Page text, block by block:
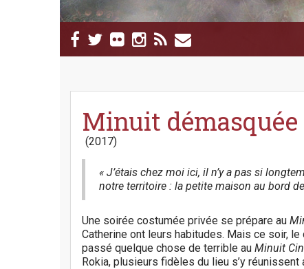
M
i
m
i
Minuit démasquée
(2017)
« J’étais chez moi ici, il n’y a pas si
notre territoire : la petite maison au bord
Une soirée costumée privée se prépare au
Catherine ont leurs habitudes. Mais ce soir,
passé quelque chose de terrible au Minuit
Rokia, plusieurs fidèles du lieu s’y réunissent